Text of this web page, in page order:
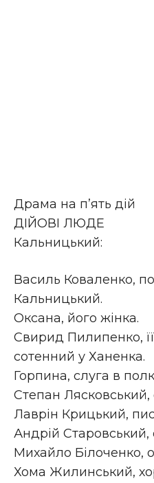
Драма на п’ять дій
ДІЙОВІ ЛЮДЕ
Кальницький:
Василь Коваленко,
Кальницький.
Оксана, його жінка.
Свирид Пилипенко,
сотенний у Ханенка.
Горпина, слуга в
Степан Лясковський,
Лаврін Крицький,
Андрій Старовський,
Михайло Білоченко,
Хома Жилинський,